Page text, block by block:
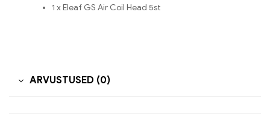
1 x Eleaf GS Air Coil Head 5st
ARVUSTUSED (0)